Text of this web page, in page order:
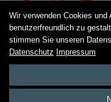
Copyright 2026. All
Wir verwenden Cookies
benutzerfreundlich zu
stimmen Sie unseren
Datenschutz Impressum